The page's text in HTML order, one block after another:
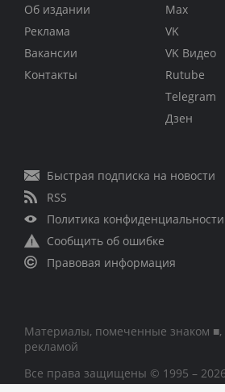
Об издании
Реклама
Вакансии
Контакты
Max
VK
VK Видео
Rutube
Telegram
Дзен
Быстрая подписка на новости
RSS
Политика конфиденциальности
Сообщить об ошибке
Правовая информация
Материалы, помеченные знаком ■,
рекламой
Все права защищены © 1995 – 2026